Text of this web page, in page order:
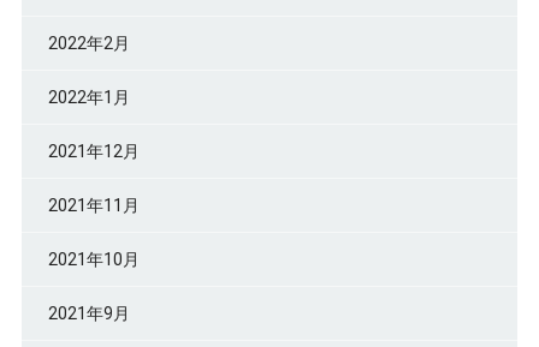
2022年2月
2022年1月
2021年12月
2021年11月
2021年10月
2021年9月